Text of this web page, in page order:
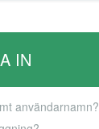
IN
användarnamn?